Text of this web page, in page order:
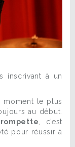
inscrivant à un
moment le plus
au début.
, c’est
pour réussir à